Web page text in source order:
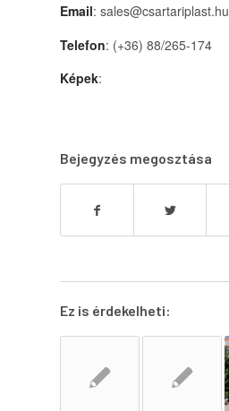
Email: sales@csartariplast.hu
Telefon: (+36) 88/265-174
Képek:
Bejegyzés megosztása
Ez is érdekelheti: